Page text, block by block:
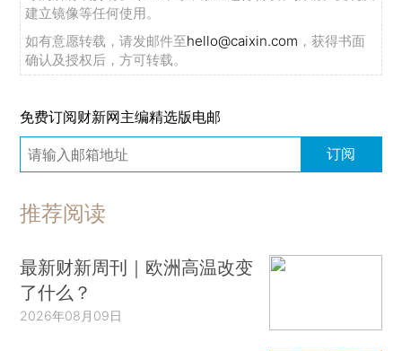
建立镜像等任何使用。
如有意愿转载，请发邮件至hello@caixin.com ，获得书面
确认及授权后，方可转载。
免费订阅财新网主编精选版电邮
订阅
推荐阅读
最新财新周刊｜欧洲高温改变
了什么？
2026年08月09日